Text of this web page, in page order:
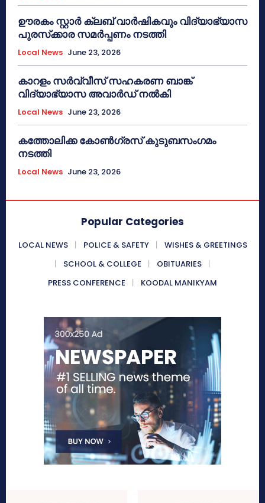
ഊരകം സ്റ്റാർ ക്ലബ് വാർഷികവും വിദ്യാഭ്യാസ
പുരസ്‌ക്കാര സമർപ്പണം നടത്തി
Local News June 23, 2026
കാറളം സർവ്വീസ് സഹകരണ ബാങ്ക്
വിദ്യാഭ്യാസ അവാർഡ് നൽകി
Local News June 23, 2026
കത്തോലിക്ക കോൺഗ്രസ് കുടുബസംഗമം
നടത്തി
Local News June 23, 2026
Popular Categories
LOCAL NEWS POLICE & SAFETY
WISHES & GREETINGS
SCHOOL & COLLEGE
OBITUARIES
PRESS CONFERENCE
KOODAL MANIKYAM